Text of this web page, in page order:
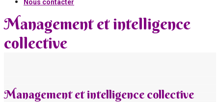
Nous contacter
Management et intelligence
collective
Management et intelligence collective